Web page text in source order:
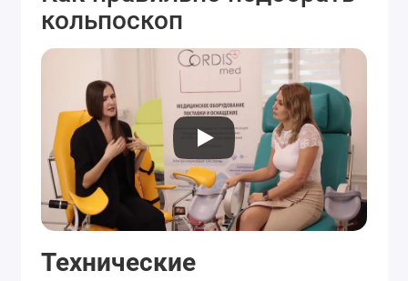
кольпоскоп
Технические